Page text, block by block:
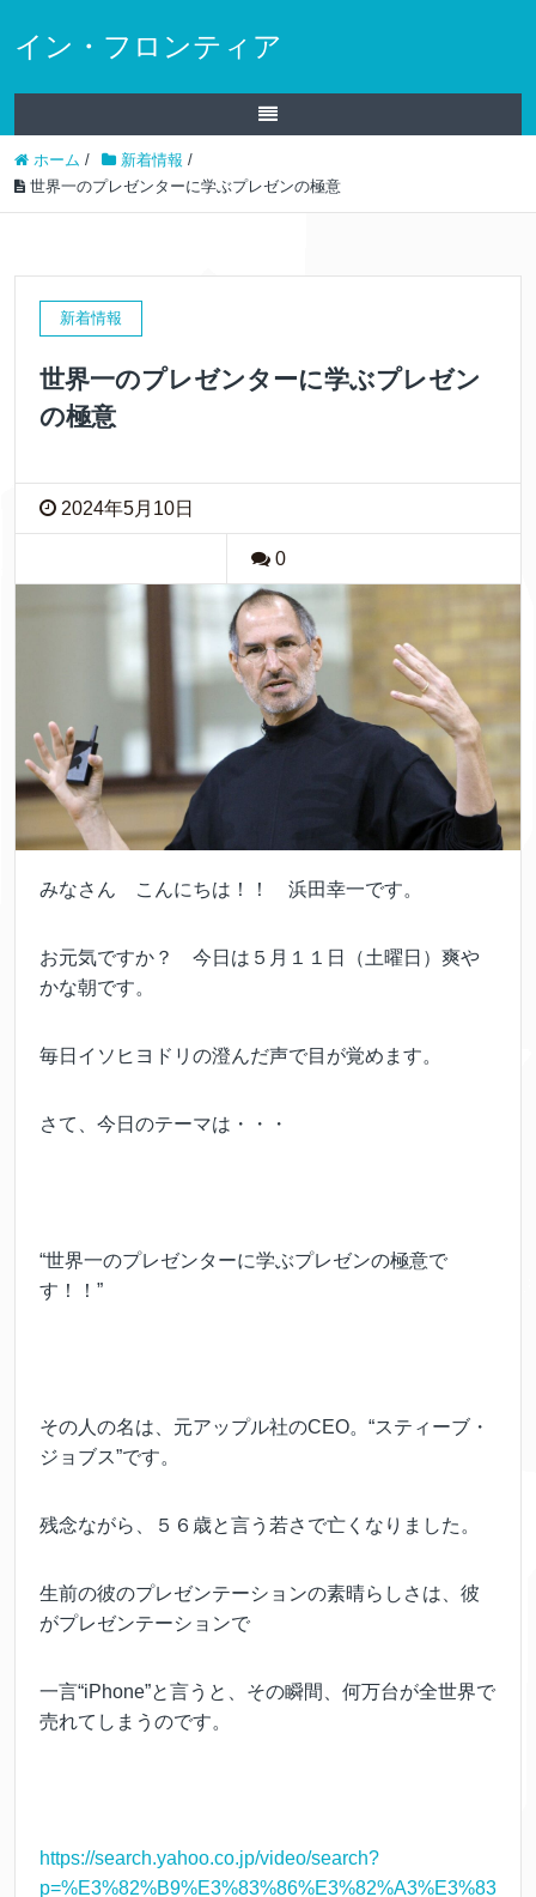
イン・フロンティア
ホーム / 新着情報 /
世界一のプレゼンターに学ぶプレゼンの極意
新着情報
世界一のプレゼンターに学ぶプレゼン
の極意
2024年5月10日
0
みなさん こんにちは！！ 浜田幸一です。
お元気ですか？ 今日は５月１１日（土曜日）爽や
かな朝です。
毎日イソヒヨドリの澄んだ声で目が覚めます。
さて、今日のテーマは・・・
“世界一のプレゼンターに学ぶプレゼンの極意で
す！！”
その人の名は、元アップル社のCEO。“スティーブ・
ジョブス”です。
残念ながら、５６歳と言う若さで亡くなりました。
生前の彼のプレゼンテーションの素晴らしさは、彼
がプレゼンテーションで
一言“iPhone”と言うと、その瞬間、何万台が全世界で
売れてしまうのです。
https://search.yahoo.co.jp/video/search?
p=%E3%82%B9%E3%83%86%E3%82%A3%E3%83